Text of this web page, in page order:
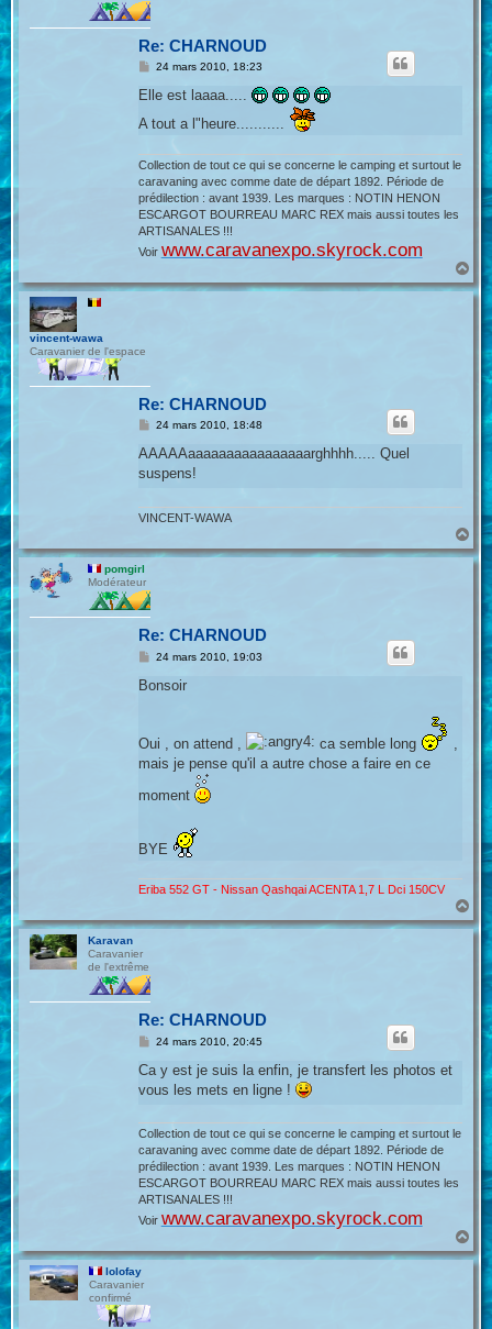
Re: CHARNOUD
M
s
a
g
24 mars 2010, 18:23
Elle est laaaa.....
A tout a l"heure...........
Collection de tout ce qui se concerne le camping et surtout le
caravaning avec comme date de départ 1892. Période de
prédilection : avant 1939. Les marques : NOTIN HENON
ESCARGOT BOURREAU MARC REX mais aussi toutes les
ARTISANALES !!!
Voir www.caravanexpo.skyrock.com
a
u
vincent-wawa
Caravanier de l'espace
Re: CHARNOUD
M
s
a
24 mars 2010, 18:48
AAAAAaaaaaaaaaaaaaaaarghhhh..... Quel
suspens!
VINCENT-WAWA
a
u
pomgirl
Modérateur
Re: CHARNOUD
M
s
24 mars 2010, 19:03
Bonsoir
Oui , on attend , ca semble long
mais je pense qu'il a autre chose a faire en ce
moment
BYE
Eriba 552 GT - Nissan Qashqai ACENTA 1,7 L Dci 150CV
a
u
Karavan
Caravanier
de l'extrême
Re: CHARNOUD
M
s
a
24 mars 2010, 20:45
Ca y est je suis la enfin, je transfert les photos et
vous les mets en ligne !
Collection de tout ce qui se concerne le camping et surtout le
caravaning avec comme date de départ 1892. Période de
prédilection : avant 1939. Les marques : NOTIN HENON
ESCARGOT BOURREAU MARC REX mais aussi toutes les
ARTISANALES !!!
Voir www.caravanexpo.skyrock.com
a
u
lolofay
Caravanier
confirmé